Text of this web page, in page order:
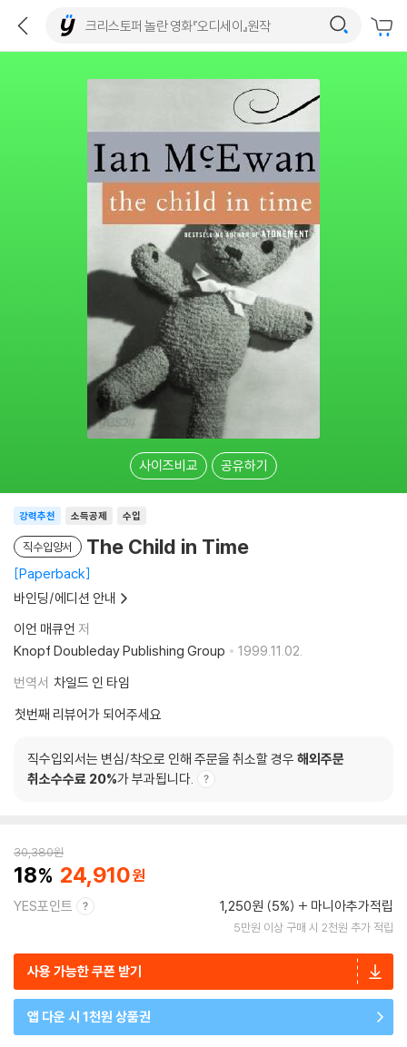
사이즈비교 공유하기
소득공제
강력추천 수입
직수입양서 The Child in Time
Paperback
바인딩/에디션 안내
이언 매큐언 저
Knopf Doubleday Publishing Group
1999.11.02.
번역서 차일드 인 타임
첫번째 리뷰어가 되어주세요
직수입외서는 변심/착오로 인해 주문을 취소할 경우 해외주문
취소수수료 20%가 부과됩니다.
30,380원
18 24,910
YES포인트 1,250원 (5%) 마니아추가적립
5만원 이상 구매 시 2천원 추가 적립
사용 가능한 쿠폰 받기
앱 다운 시 1천원 상품권